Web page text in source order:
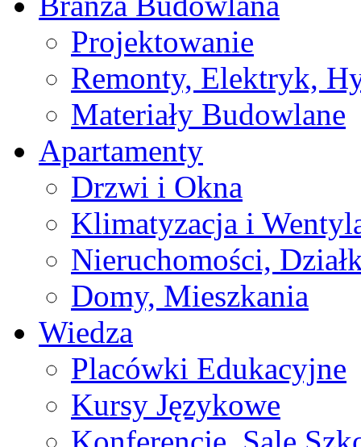
Projektowanie
Remonty, Elektryk,
Materiały Budowlane
Apartamenty
Drzwi i Okna
Klimatyzacja i
Nieruchomości,
Domy, Mieszkania
Wiedza
Placówki Edukacyjne
Kursy Językowe